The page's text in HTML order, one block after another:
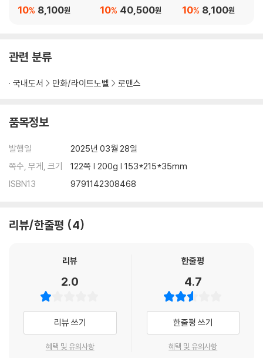
8,100원
10%
~5권 세트40,500원
10%
5
8,100원
10%
관련 분류
국내도서 만화/라이트노벨 로맨스
품목정보
발행일
2025년 03월 28일
쪽수, 무게, 크기
122쪽 | 200g | 153*215*35mm
ISBN13
9791142308468
리뷰/한줄평 4
리뷰
2.0
리뷰 쓰기
혜택 및 유의사항
한줄평
4.7
한줄평 쓰기
혜택 및 유의사항